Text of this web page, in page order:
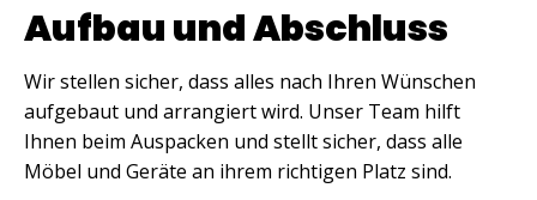
Aufbau und Abschluss
Wir stellen sicher, dass alles nach Ihren Wünschen
aufgebaut und arrangiert wird. Unser Team hilft
Ihnen beim Auspacken und stellt sicher, dass alle
Möbel und Geräte an ihrem richtigen Platz sind.